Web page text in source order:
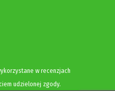
w recenzjach
udzielonej zgody.